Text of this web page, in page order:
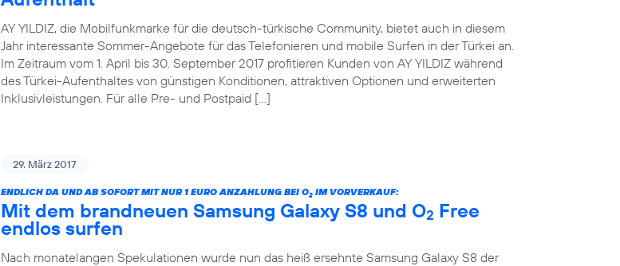
AY YILDIZ, die Mobilfunkmarke für die deutsch-türkische Community, bietet auch in diesem
Jahr interessante Sommer-Angebote für das Telefonieren und mobile Surfen in der Türkei an.
Im Zeitraum vom 1. April bis 30. September 2017 profitieren Kunden von AY YILDIZ während
des Türkei-Aufenthaltes von günstigen Konditionen, attraktiven Optionen und erweiterten
Inklusivleistungen. Für alle Pre- und Postpaid […]
29. März 2017
ENDLICH DA UND AB SOFORT MIT NUR 1 EURO ANZAHLUNG BEI O2 IM VORVERKAUF:
Mit dem brandneuen Samsung Galaxy S8 und O2 Free
endlos surfen
Nach monatelangen Spekulationen wurde nun das heiß ersehnte Samsung Galaxy S8 der